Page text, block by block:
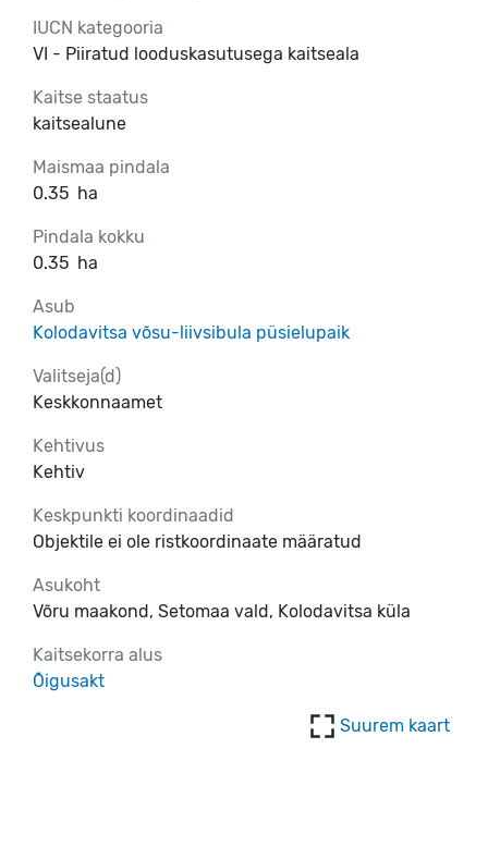
IUCN kategooria
VI - Piiratud looduskasutusega kaitseala
Kaitse staatus
kaitsealune
Maismaa pindala
0.35 ha
Pindala kokku
0.35 ha
Asub
Kolodavitsa võsu-liivsibula püsielupaik
Valitseja(d)
Keskkonnaamet
Kehtivus
Kehtiv
Keskpunkti koordinaadid
Objektile ei ole ristkoordinaate määratud
Asukoht
Võru maakond, Setomaa vald, Kolodavitsa küla
Kaitsekorra alus
Õigusakt
Suurem kaart